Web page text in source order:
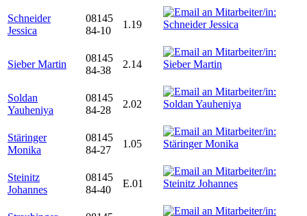
Schneider
Jessica
08145
84-10
1.19
Sieber Martin
08145
84-38
2.14
Soldan
Yauheniya
08145
84-28
2.02
Stäringer
Monika
08145
84-27
1.05
Steinitz
Johannes
08145
84-40
E.01